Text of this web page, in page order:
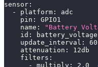
sensor :
-
platform :
adc
pin :
GPIO1
name :
"Battery
id :
battery_voltage
update_interval :
attenuation :
12db
filters :
-
multiply : 2.0